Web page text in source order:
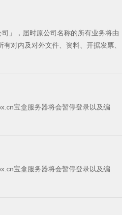
」，届时原公司名称的所有业务将由